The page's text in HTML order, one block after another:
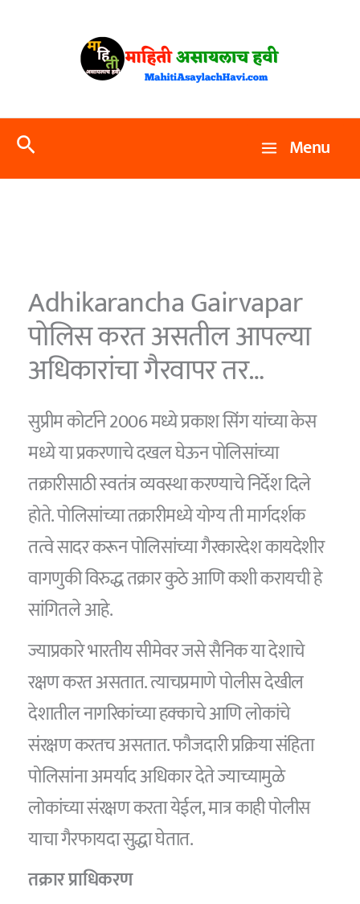
Search Menu
Adhikarancha Gairvapar
पोलिस करत असतील आपल्या
अधिकारांचा गैरवापर तर…
सुप्रीम कोर्टाने 2006 मध्ये प्रकाश सिंग यांच्या केस
मध्ये या प्रकरणाचे दखल घेऊन पोलिसांच्या
तक्रारीसाठी स्वतंत्र व्यवस्था करण्याचे निर्देश दिले
होते. पोलिसांच्या तक्रारीमध्ये योग्य ती मार्गदर्शक
तत्वे सादर करून पोलिसांच्या गैरकारदेश कायदेशीर
वागणुकी विरुद्ध तक्रार कुठे आणि कशी करायची हे
सांगितले आहे.
ज्याप्रकारे भारतीय सीमेवर जसे सैनिक या देशाचे
रक्षण करत असतात. त्याचप्रमाणे पोलीस देखील
देशातील नागरिकांच्या हक्काचे आणि लोकांचे
संरक्षण करतच असतात. फौजदारी प्रक्रिया संहिता
पोलिसांना अमर्याद अधिकार देते ज्याच्यामुळे
लोकांच्या संरक्षण करता येईल, मात्र काही पोलीस
याचा गैरफायदा सुद्धा घेतात.
तक्रार प्राधिकरण